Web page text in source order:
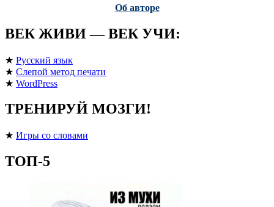
Об авторе
ВЕК ЖИВИ — ВЕК УЧИ:
★ Русский язык
★ Слепой метод печати
★ WordPress
ТРЕНИРУЙ МОЗГИ!
★ Игры со словами
ТОП-5